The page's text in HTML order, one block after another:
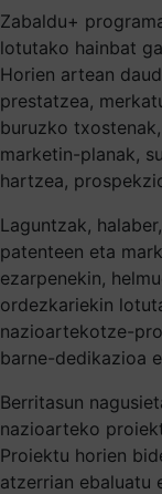
Zabaldu+
lotutako hainbat
Horien artean
prestatzea,
buruzko
marketin-planak,
hartzea,
Laguntzak,
patenteen eta
ezarpenekin,
ordezkariekin
nazioartekotze-
barne-dedikazioa
Berritasun
nazioarteko
Proiektu horien
atzerrian ebaluatu